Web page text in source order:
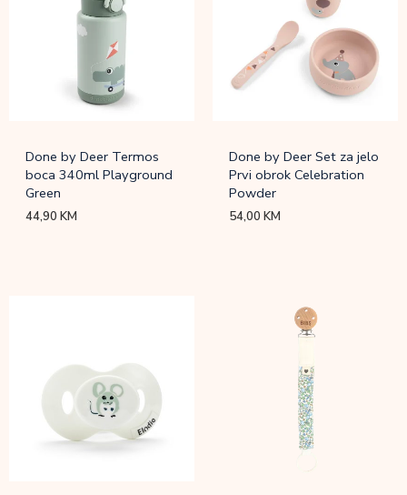
Done by Deer Termos
boca 340ml Playground
Green
44,90KM
Done by Deer Set za jelo
Prvi obrok Celebration
Powder
54,00KM